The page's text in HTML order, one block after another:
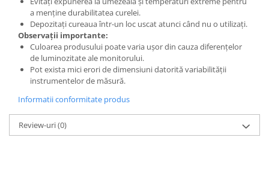
a menține durabilitatea curelei.
Depozitați cureaua într-un loc uscat atunci când nu o utilizați.
Observații importante:
Culoarea produsului poate varia ușor din cauza diferențelor
de luminozitate ale monitorului.
Pot exista mici erori de dimensiuni datorită variabilității
instrumentelor de măsură.
Informatii conformitate produs
Review-uri(0)